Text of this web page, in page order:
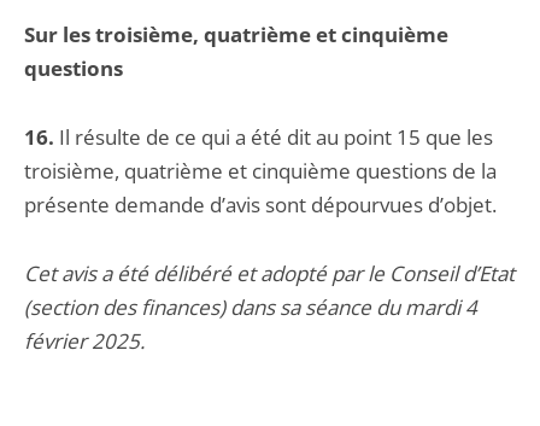
Sur les troisième, quatrième et cinquième
questions
16. Il résulte de ce qui a été dit au point 15 que les
troisième, quatrième et cinquième questions de la
présente demande d’avis sont dépourvues d’objet.
Cet avis a été délibéré et adopté par le Conseil d’Etat
(section des finances) dans sa séance du mardi 4
février 2025.